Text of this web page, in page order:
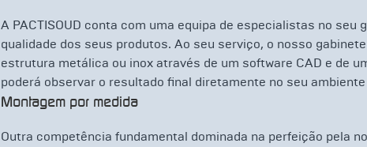
A PACTISOUD conta com uma equipa de especialistas no
qualidade dos seus produtos. Ao seu serviço, o nosso
estrutura metálica ou inox através de um software CAD e de
poderá observar o resultado final diretamente no seu
Montagem por medida
Outra competência fundamental dominada na perfeição pela